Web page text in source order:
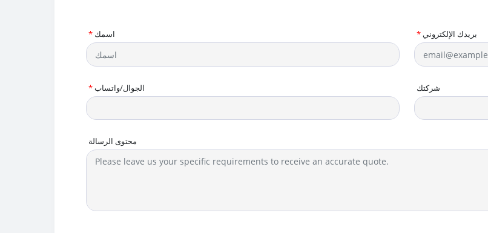
* اسمك *بريدك الإلكتروني
*الجوال/واتساب شركتك
محتوى الرسالة